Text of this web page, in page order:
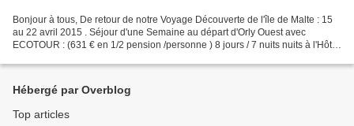
Bonjour à tous, De retour de notre Voyage Découverte de l'île de Malte : 15
au 22 avril 2015 . Séjour d'une Semaine au départ d'Orly Ouest avec
ECOTOUR : (631 € en 1/2 pension /personne ) 8 jours / 7 nuits nuits à l'Hôtel
Hébergé par Overblog
Top articles